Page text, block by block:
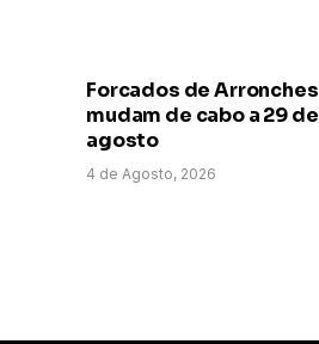
Forcados de Arronches
mudam de cabo a 29 de
agosto
4 de Agosto, 2026